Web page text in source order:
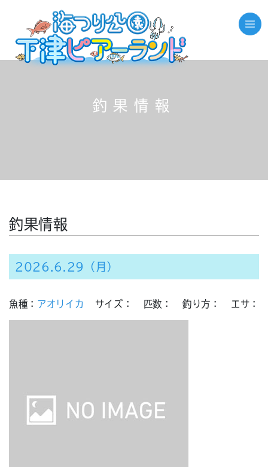
釣果情報
釣果情報
2026.6.29（月）
魚種： アオリイカ サイズ： 匹数： 釣り方： エサ：